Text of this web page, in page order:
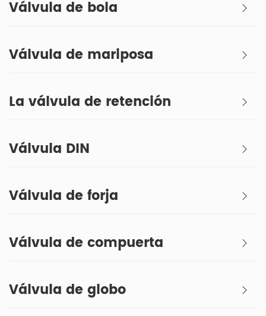
Válvula de bola
Válvula de mariposa
La válvula de retención
Válvula DIN
Válvula de forja
Válvula de compuerta
Válvula de globo